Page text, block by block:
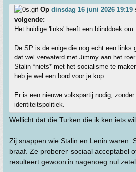
Op dinsdag 16 juni 2026 19:19
volgende:
Het huidige 'links' heeft een blinddoek om.
De SP is de enige die nog echt een links
dat wel verwaterd met Jimmy aan het
Stalin *niets* met het socialisme te
heb je wel een bord voor je kop.
Er is een nieuwe volkspartij nodig,
identiteitspolitiek.
Wellicht dat die Turken die ik ken iets
Zij snappen wie Stalin en Lenin waren.
braaf. Ze proberen sociaal acceptabel
resulteert gewoon in nagenoeg nul